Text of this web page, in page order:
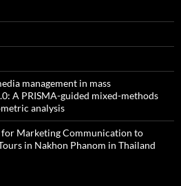
management in mass
A PRISMA-guided mixed-methods
analysis
Marketing Communication to
in Nakhon Phanom in Thailand